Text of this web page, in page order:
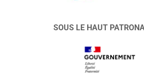
SOUS LE HAUT